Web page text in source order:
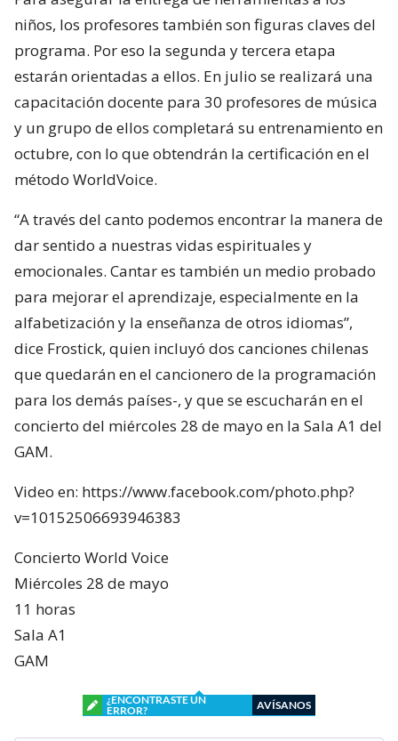
niños, los profesores también son figuras claves del
programa. Por eso la segunda y tercera etapa
estarán orientadas a ellos. En julio se realizará una
capacitación docente para 30 profesores de música
y un grupo de ellos completará su entrenamiento en
octubre, con lo que obtendrán la certificación en el
método WorldVoice.
“A través del canto podemos encontrar la manera de
dar sentido a nuestras vidas espirituales y
emocionales. Cantar es también un medio probado
para mejorar el aprendizaje, especialmente en la
alfabetización y la enseñanza de otros idiomas”,
dice Frostick, quien incluyó dos canciones chilenas
que quedarán en el cancionero de la programación
para los demás países-, y que se escucharán en el
concierto del miércoles 28 de mayo en la Sala A1 del
GAM.
Video en: https://www.facebook.com/photo.php?
v=10152506693946383
Concierto World Voice
Miércoles 28 de mayo
11 horas
Sala A1
GAM
¿ENCONTRASTE UN
ERROR?
AVÍSANOS